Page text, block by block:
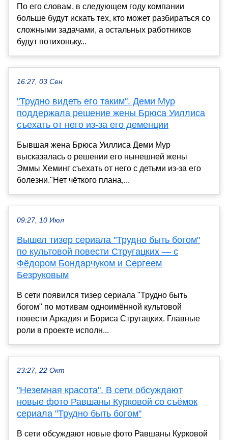
По его словам, в следующем году компании
больше будут искать тех, кто может разбираться со
сложными задачами, а остальных работников
будут потихоньку...
16:27, 03 Сен
"Трудно видеть его таким". Деми Мур
поддержала решение жены Брюса Уиллиса
съехать от него из-за его деменции
Бывшая жена Брюса Уиллиса Деми Мур
высказалась о решении его нынешней жены
Эммы Хеминг съехать от него с детьми из-за его
болезни."Нет чёткого плана,...
09:27, 10 Июл
Вышел тизер сериала "Трудно быть богом"
по культовой повести Стругацких — с
Фёдором Бондарчуком и Сергеем
Безруковым
В сети появился тизер сериала "Трудно быть
богом" по мотивам одноимённой культовой
повести Аркадия и Бориса Стругацких. Главные
роли в проекте исполн...
23:27, 22 Окт
"Неземная красота". В сети обсуждают
новые фото Равшаны Курковой со съёмок
сериала "Трудно быть богом"
В сети обсуждают новые фото Равшаны Курковой